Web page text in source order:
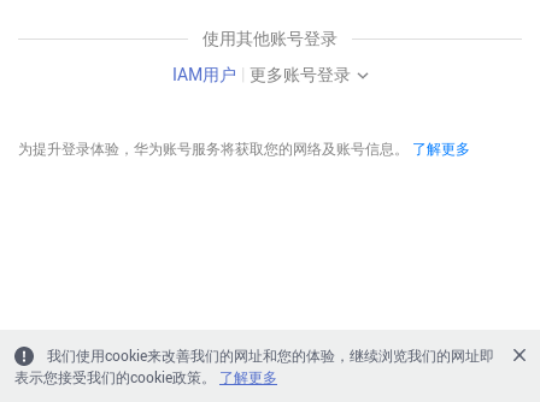
使用其他账号登录
IAM用户 | 更多账号登录
为提升登录体验，华为账号服务将获取您的网络及账号信息。 了解更多
我们使用cookie来改善我们的网址和您的体验，继续浏览我们的网址即
表示您接受我们的cookie政策。
了解更多